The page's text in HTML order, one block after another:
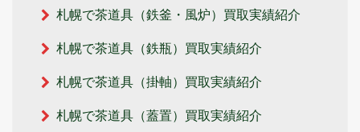
札幌で茶道具（鉄釜・風炉）買取実績紹介
札幌で茶道具（鉄瓶）買取実績紹介
札幌で茶道具（掛軸）買取実績紹介
札幌で茶道具（蓋置）買取実績紹介